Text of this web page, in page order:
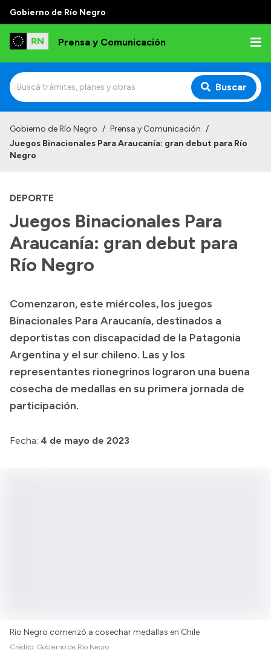
Gobierno de Río Negro
Prensa y Comunicación
Buscar
Institucional
Referentes de prensa
Archivo de noticias
Transparencia
Boletín Oficial
Compras y licitaciones
Consulta de expedientes
Consulta de pago a proveedores
Convocatorias
Intranet
Gobierno de Río Negro / Prensa y Comunicación /
Juegos Binacionales Para Araucanía: gran debut para Río
Negro
DEPORTE
Juegos Binacionales Para
Araucanía: gran debut para
Río Negro
Comenzaron, este miércoles, los juegos
Binacionales Para Araucanía, destinados a
deportistas con discapacidad de la Patagonia
Argentina y el sur chileno. Las y los
representantes rionegrinos lograron una buena
cosecha de medallas en su primera jornada de
participación.
Fecha: 4 de mayo de 2023
Río Negro comenzó a cosechar medallas en Chile
Crédito: Gobierno de Río Negro